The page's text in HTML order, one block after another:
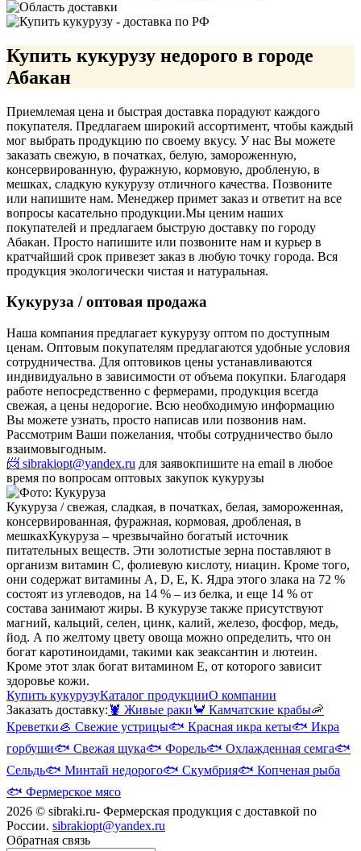
Купить кукурузу недорого в городе
Абакан
Приемлемая цена и быстрая доставка порадуют каждого
покупателя. Предлагаем широкий ассортимент, чтобы каждый
мог выбрать продукцию по своему вкусу. У нас Вы можете
заказать свежую, в початках, белую, замороженную,
консервированную, фуражную, кормовую, дробленую, в
мешках, сладкую кукурузу отличного качества. Позвоните
или напишите нам. Менеджер примет заказ и ответит на все
вопросы касательно продукции.Мы ценим наших
покупателей и предлагаем быструю доставку по городу
Абакан. Просто напишите или позвоните нам и курьер в
кратчайший срок привезет заказ в любую точку города. Вся
продукция экологически чистая и натуральная.
Кукуруза / оптовая продажа
Наша компания предлагает кукурузу оптом по доступным
ценам. Оптовым покупателям предлагаются удобные условия
сотрудничества. Для оптовиков цены устанавливаются
индивидуально в зависимости от объема покупки. Благодаря
работе непосредственно с фермерами, продукция всегда
свежая, а цены недорогие. Всю необходимую информацию
Вы можете узнать, просто написав или позвонив нам.
Рассмотрим Ваши пожелания, чтобы сотрудничество было
взаимовыгодным.
📨 sibrakiopt@yandex.ru для заявокпишите на email в любое
время по вопросам оптовых закупок кукурузы
Кукуруза / свежая, сладкая, в початках, белая, замороженная,
консервированная, фуражная, кормовая, дробленая, в
мешкахКукуруза – чрезвычайно богатый источник
питательных веществ. Эти золотистые зерна поставляют в
организм витамин С, фолиевую кислоту, ниацин. Кроме того,
они содержат витамины А, D, E, К. Ядра этого злака на 72 %
состоят из углеводов, на 14 % – из белка, и еще 14 % от
состава занимают жиры. В кукурузе также присутствуют
магний, кальций, селен, цинк, калий, железо, фосфор, медь,
йод. А по желтому цвету овоща можно определить, что он
богат каротиноидами, такими как зеаксантин и лютеин.
Кроме этот злак богат витамином Е, от которого зависит
здоровье кожи.
Купить кукурузуКаталог продукцииО компании
Заказать доставку: 🦞 Живые раки🦀 Камчатские крабы🦐
Креветки🦪 Свежие устрицы🐟 Красная икра кеты🐟 Икра
горбуши🐟 Свежая щука🐟 Форель🐟 Охлажденная семга🐟
Сельдь🐟 Минтай недорого🐟 Скумбрия🐟 Копченая рыба
🐟 Фермерское мясо
2026 © sibraki.ru- Фермерская продукция с доставкой по
России. sibrakiopt@yandex.ru
Обратная связь